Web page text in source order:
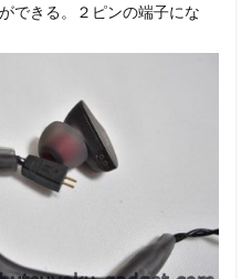
できる。２ピンの端子にな